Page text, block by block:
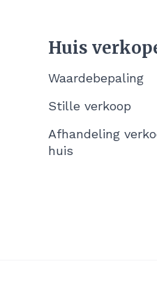
Huis
Waardebepaling
Stille verkoop
Afhandeling
huis